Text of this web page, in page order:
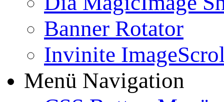
Banner Rotator
Invinite
Menü Navigation